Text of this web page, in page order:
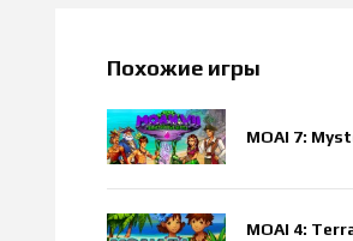
Похожие игры
MOAI 7:
MOAI 4: